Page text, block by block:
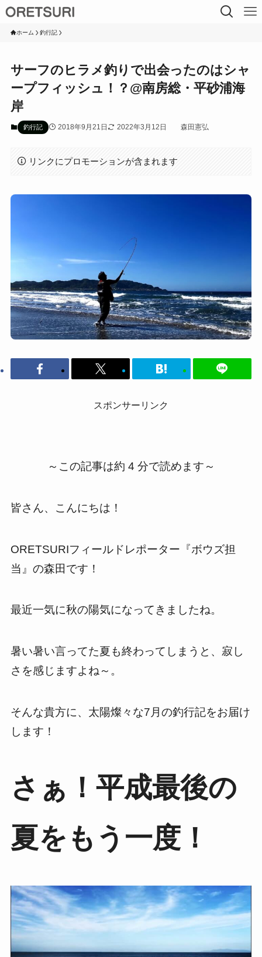
ホーム 釣行記
サーフのヒラメ釣りで出会ったのはシャ
ープフィッシュ！？@南房総・平砂浦海
岸
釣行記 2018年9月21日 2022年3月12日 森田憲弘
リンクにプロモーションが含まれます
スポンサーリンク
～この記事は約 4 分で読めます～
皆さん、こんにちは！
ORETSURIフィールドレポーター『ボウズ担
当』の森田です！
最近一気に秋の陽気になってきましたね。
暑い暑い言ってた夏も終わってしまうと、寂し
さを感じますよね～。
そんな貴方に、太陽燦々な7月の釣行記をお届け
します！
さぁ！平成最後の
夏をもう一度！